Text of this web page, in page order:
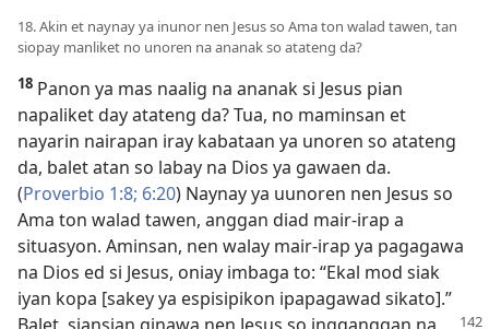
18. Akin et naynay ya inunor nen Jesus so Ama ton walad tawen, tan
siopay manliket no unoren na ananak so atateng da?
18 Panon ya mas naalig na ananak si Jesus pian
napaliket day atateng da? Tua, no maminsan et
nayarin nairapan iray kabataan ya unoren so atateng
da, balet atan so labay na Dios ya gawaen da.
(Proverbio 1:8; 6:20) Naynay ya uunoren nen Jesus so
Ama ton walad tawen, anggan diad mair-irap a
situasyon. Aminsan, nen walay mair-irap ya pagagawa
na Dios ed si Jesus, oniay imbaga to: “Ekal mod siak
iyan kopa [sakey ya espisipikon ipapagawad sikato].”